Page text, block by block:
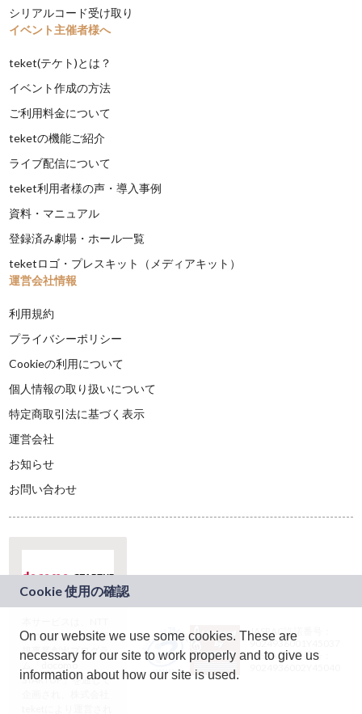
シリアルコード受け取り
イベント主催者様へ
teket(テケト)とは？
イベント作成の方法
ご利用料金について
teketの機能ご紹介
ライブ配信について
teket利用者様の声・導入事例
資料・マニュアル
登録済み劇場・ホール一覧
teketロゴ・プレスキット（メディアキット）
運営会社情報
利用規約
プライバシーポリシー
Cookieの利用について
個人情報の取り扱いについて
特定商取引法に基づく表示
運営会社
お知らせ
お問い合わせ
ドコモグループの新
規事業創出プログラ
ム「docomo
STARTUP」を通じて
JASRAC許諾番号：
9024936001Y45037
JASRAC許諾番号：
On our website we use some cookies. These are
necessary for our site to work properly and to give us
information about how our site is used.